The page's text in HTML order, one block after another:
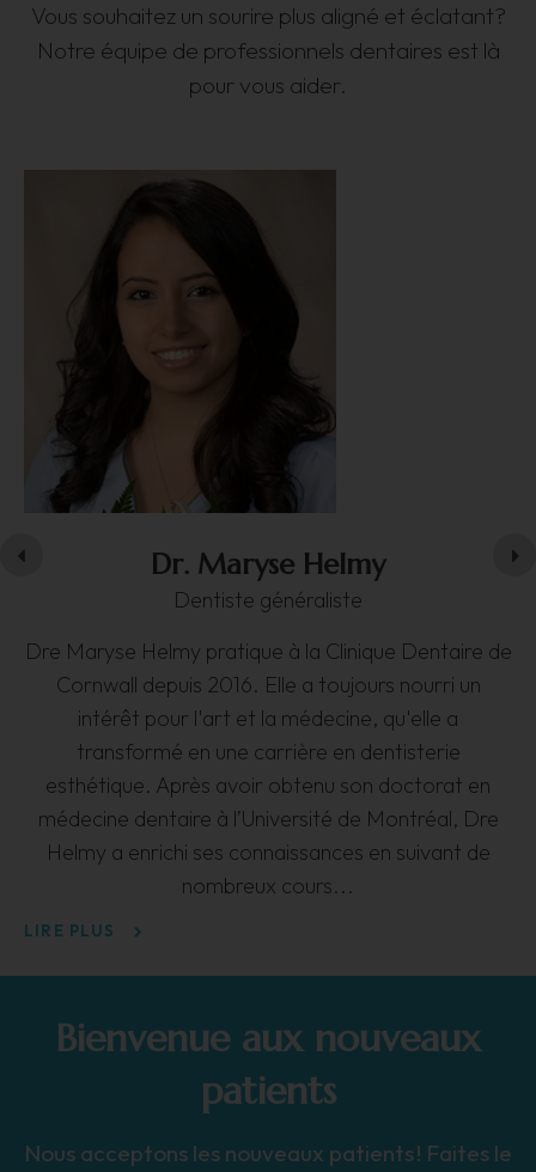
Vous souhaitez un sourire plus aligné et éclatant?
Notre équipe de professionnels dentaires est là
pour vous aider.
Dr. Maryse Helmy
Dentiste généraliste
Dre Maryse Helmy pratique à la Clinique Dentaire de
Cornwall depuis 2016. Elle a toujours nourri un
intérêt pour l'art et la médecine, qu'elle a
transformé en une carrière en dentisterie
esthétique. Après avoir obtenu son doctorat en
médecine dentaire à l’Université de Montréal, Dre
Helmy a enrichi ses connaissances en suivant de
nombreux cours
LIRE PLUS
Bienvenue aux nouveaux
patients
Nous acceptons les nouveaux patients ! Faites le